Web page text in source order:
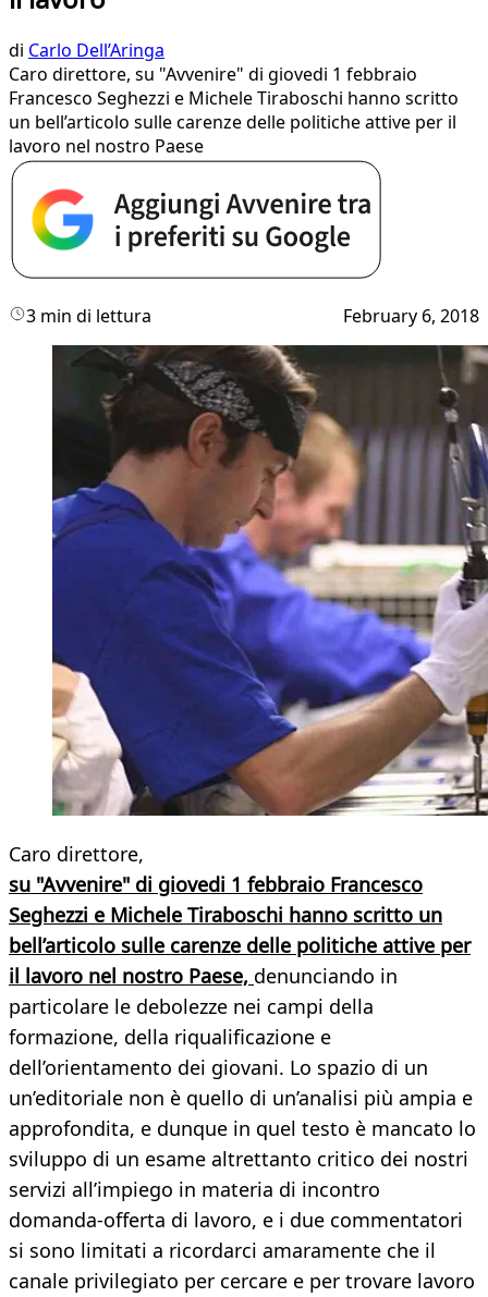
di Carlo Dell’Aringa
Caro direttore, su "Avvenire" di giovedi 1 febbraio
Francesco Seghezzi e Michele Tiraboschi hanno scritto
un bell’articolo sulle carenze delle politiche attive per il
lavoro nel nostro Paese
3 min di lettura February 6, 2018
Caro direttore,
su "Avvenire" di giovedi 1 febbraio Francesco
Seghezzi e Michele Tiraboschi hanno scritto un
bell’articolo sulle carenze delle politiche attive per
il lavoro nel nostro Paese, denunciando in
particolare le debolezze nei campi della
formazione, della riqualificazione e
dell’orientamento dei giovani. Lo spazio di un
un’editoriale non è quello di un’analisi più ampia e
approfondita, e dunque in quel testo è mancato lo
sviluppo di un esame altrettanto critico dei nostri
servizi all’impiego in materia di incontro
domanda-offerta di lavoro, e i due commentatori
si sono limitati a ricordarci amaramente che il
canale privilegiato per cercare e per trovare lavoro